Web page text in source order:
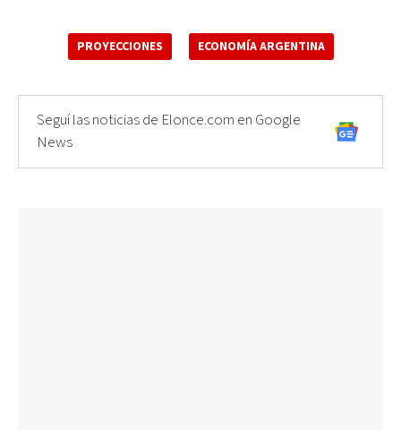
PROYECCIONES ECONOMÍA ARGENTINA
Seguí las noticias de Elonce.com en Google
News